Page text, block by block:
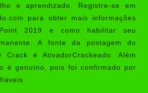
e aprendizado. Registre-se em
para obter mais informações
2019 e como habilitar seu
A fonte da postagem do
Crack é AtivadorCrackeado . Além
é genuíno, pois foi confirmado por